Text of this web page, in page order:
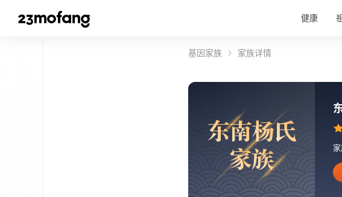
健康
基因家族 家族详情
东南杨氏
家族